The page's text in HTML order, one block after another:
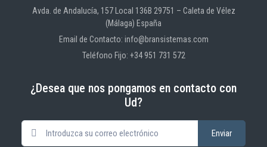
Avda. de Andalucía, 157 Local 136B 29751 – Caleta de Vélez
(Málaga) España
Email de Contacto: info@bransistemas.com
Teléfono Fijo: +34 951 731 572
¿Desea que nos pongamos en contacto con
Ud?